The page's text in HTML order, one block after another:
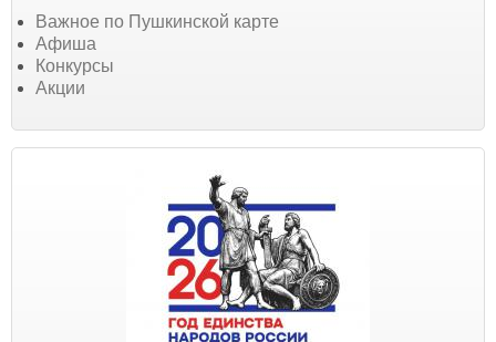
Важное по Пушкинской карте
Афиша
Конкурсы
Акции